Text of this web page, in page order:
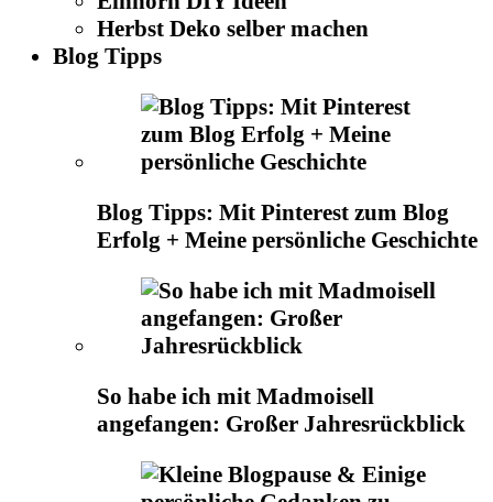
Herbst Deko selber machen
Blog Tipps
Blog Tipps: Mit Pinterest zum Blog
Erfolg + Meine persönliche Geschichte
So habe ich mit Madmoisell
angefangen: Großer Jahresrückblick